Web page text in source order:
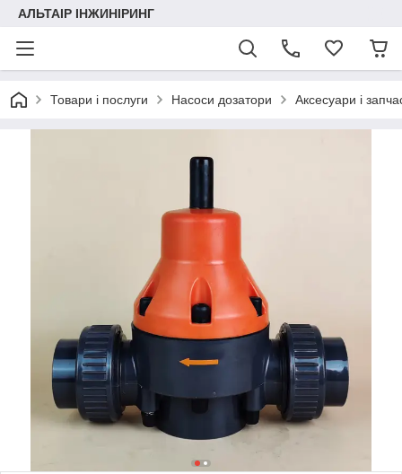
АЛЬТАІР ІНЖИНІРИНГ
Товари і послуги Насоси дозатори Аксесуари і